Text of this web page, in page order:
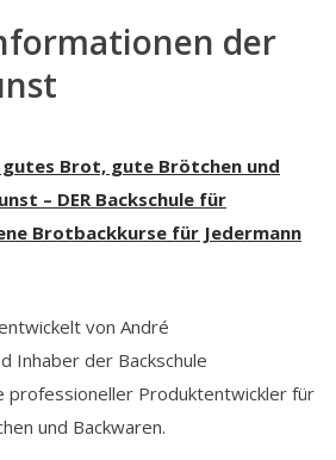
der
Brot, gute Brötchen und
– DER Backschule für
Brotbackkurse für Jedermann
von André
Inhaber der Backschule
professioneller Produktentwickler für
und Backwaren.